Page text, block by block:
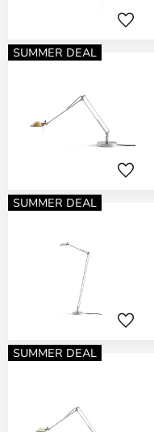
SUMMER DEAL
SUMMER DEAL
SUMMER DEAL